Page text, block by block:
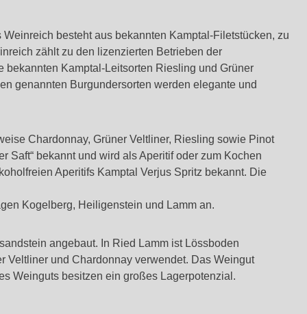
besteht aus bekannten Kamptal-Filetstücken, zu
zählt zu den lizenzierten Betrieben der
Kamptal-Leitsorten Riesling und Grüner
genannten Burgundersorten werden elegante und
Chardonnay, Grüner Veltliner, Riesling sowie Pinot
Saft“ bekannt und wird als Aperitif oder zum Kochen
Aperitifs Kamptal Verjus Spritz bekannt. Die
Kogelberg, Heiligenstein und Lamm an.
angebaut. In Ried Lamm ist Lössboden
Veltliner und Chardonnay verwendet. Das Weingut
Weinguts besitzen ein großes Lagerpotenzial.